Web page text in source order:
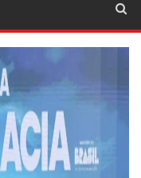
QUEDA E VAI A R$ 5,04 NO
PRAÇA DA SAUDADE E
AMAZONENSE
DÁ MUNIÇÃO À OFENSIVA
CANIL DO CORPO DE